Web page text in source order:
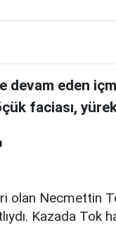
devam eden
faciası,
olan Necmettin
Kazada Tok